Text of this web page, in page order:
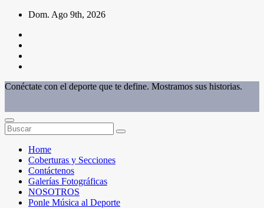
Saltar
contenido
Dom. Ago 9th, 2026
Conéctate con el deporte que te define. Mostramos sus historias.
Home
Coberturas y Secciones
Contáctenos
Galerías Fotográficas
NOSOTROS
Ponle Música al Deporte